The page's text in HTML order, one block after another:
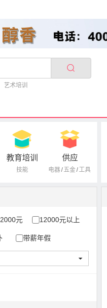
艺术培训
教育培训
技能
供应
电器/五金/工具
元 12000元以上
带薪年假